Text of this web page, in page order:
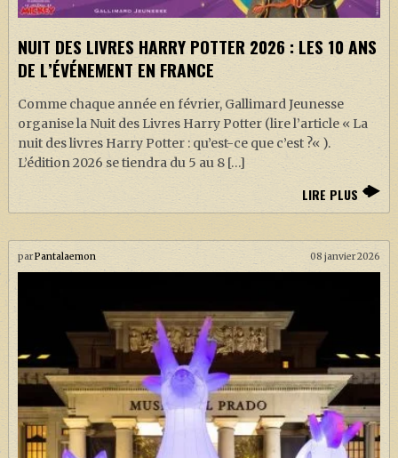
NUIT DES LIVRES HARRY POTTER 2026 : LES 10 ANS
DE L’ÉVÉNEMENT EN FRANCE
Comme chaque année en février, Gallimard Jeunesse
organise la Nuit des Livres Harry Potter (lire l’article « La
nuit des livres Harry Potter : qu’est-ce que c’est ?« ).
L’édition 2026 se tiendra du 5 au 8 […]
LIRE PLUS
parPantalaemon 08 janvier 2026